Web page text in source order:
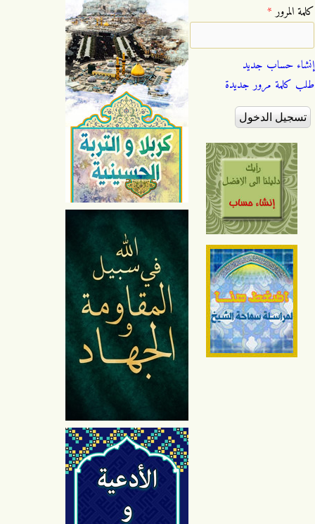
‏كلمة المرور ‏*
إنشاء حساب جديد
طلب كلمة مرور جديدة